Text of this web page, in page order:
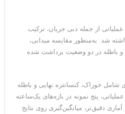
از جمله دبی جریان، ترکیب
شد. به‌منظور مقایسه میدانی،
و باطله در دو وضعیت برداشت شده
شامل خوراک، کنسانتره نهایی و باطله
پنج نمونه در بازه‌های یک‌ساعته
دقیق‌تر، میانگین‌گیری روی نتایج